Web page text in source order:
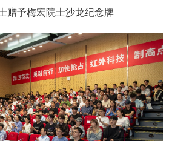
赠予梅宏院士沙龙纪念牌